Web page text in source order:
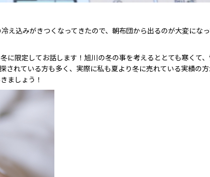
込みがきつくなってきたので、朝布団から出るのが大変にな
限定してお話します！旭川の冬の事を考えるととても寒くて
れている方も多く、実際に私も夏より冬に売れている実績の方
ましょう！